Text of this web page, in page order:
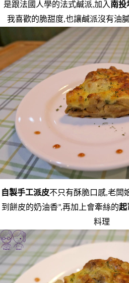
是跟法國人學的法式鹹派,加入南投
我喜歡的脆甜度,也讓鹹派沒有油
自製手工派皮不只有酥脆口感,老闆
到餅皮的奶油香”,再加上會牽絲的起
料理